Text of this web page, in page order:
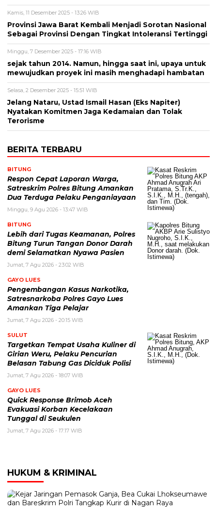
Kamis, 11 Desember 2025 - 13:26 WIB
Provinsi Jawa Barat Kembali Menjadi Sorotan Nasional
Sebagai Provinsi Dengan Tingkat Intoleransi Tertinggi
Minggu, 7 Desember 2025 - 17:16 WIB
sejak tahun 2014. Namun, hingga saat ini, upaya untuk
mewujudkan proyek ini masih menghadapi hambatan
Selasa, 2 Desember 2025 - 15:51 WIB
Jelang Nataru, Ustad Ismail Hasan (Eks Napiter)
Nyatakan Komitmen Jaga Kedamaian dan Tolak
Terorisme
BERITA TERBARU
BITUNG
​Respon Cepat Laporan Warga,
Satreskrim Polres Bitung Amankan
Dua Terduga Pelaku Penganiayaan
Minggu, 9 Agu 2026 - 13:47 WIB
BITUNG
Lebih dari Tugas Keamanan, Polres
Bitung Turun Tangan Donor Darah
demi Selamatkan Nyawa Pasien
Jumat, 7 Agu 2026 - 23:02 WIB
GAYO LUES
Pengembangan Kasus Narkotika,
Satresnarkoba Polres Gayo Lues
Amankan Tiga Pelajar
Jumat, 7 Agu 2026 - 20:15 WIB
SULUT
Targetkan Tempat Usaha Kuliner di
Girian Weru, Pelaku Pencurian
Belasan Tabung Gas Diciduk Polisi
Jumat, 7 Agu 2026 - 18:07 WIB
GAYO LUES
Quick Response Brimob Aceh
Evakuasi Korban Kecelakaan
Tunggal di Seukulen
Jumat, 7 Agu 2026 - 17:17 WIB
HUKUM & KRIMINAL